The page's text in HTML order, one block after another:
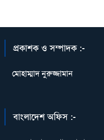
প্রকাশক ও সম্পাদক :-
মোহাম্মাদ নুরুজ্জামান
বাংলাদেশ অফিস :-